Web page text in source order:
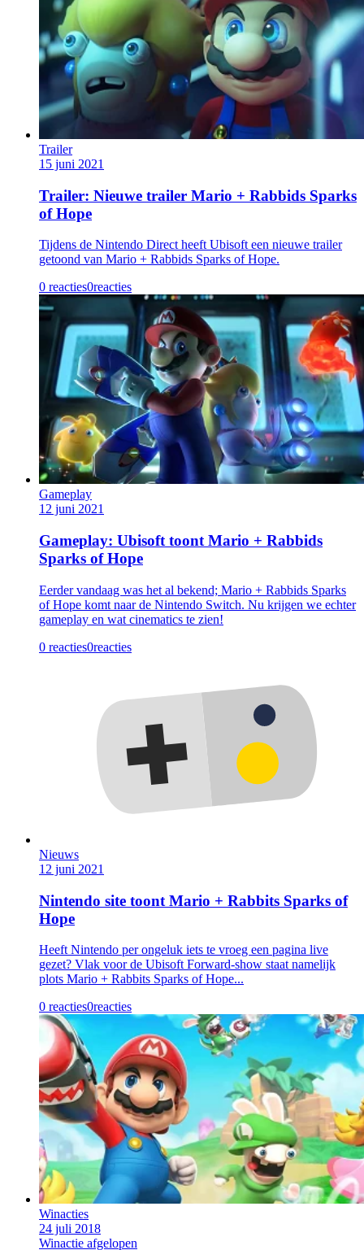
Trailer
15 juni 2021
Trailer: Nieuwe trailer Mario + Rabbids Sparks
of Hope
Tijdens de Nintendo Direct heeft Ubisoft een nieuwe trailer
getoond van Mario + Rabbids Sparks of Hope.
0 reacties0reacties
Gameplay
12 juni 2021
Gameplay: Ubisoft toont Mario + Rabbids
Sparks of Hope
Eerder vandaag was het al bekend; Mario + Rabbids Sparks
of Hope komt naar de Nintendo Switch. Nu krijgen we echter
gameplay en wat cinematics te zien!
0 reacties0reacties
Nieuws
12 juni 2021
Nintendo site toont Mario + Rabbits Sparks of
Hope
Heeft Nintendo per ongeluk iets te vroeg een pagina live
gezet? Vlak voor de Ubisoft Forward-show staat namelijk
plots Mario + Rabbits Sparks of Hope...
0 reacties0reacties
Winacties
24 juli 2018
Winactie afgelopen